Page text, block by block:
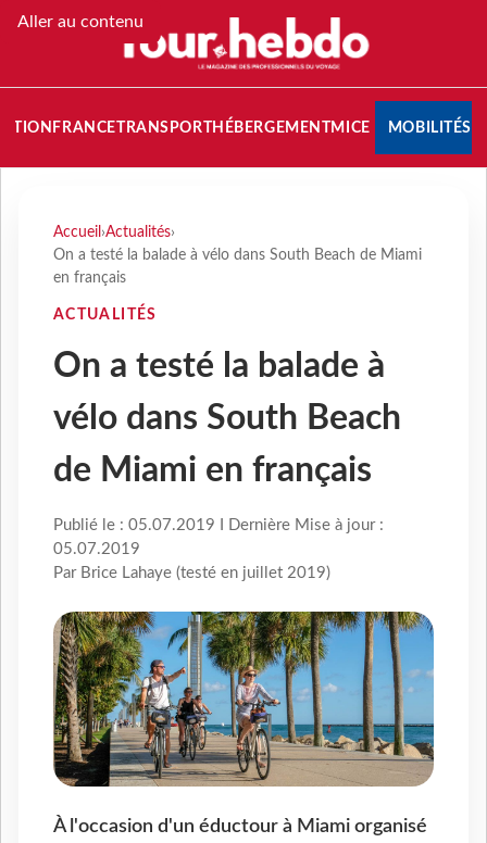
Aller au contenu
FRANCETRANSPORT HÉBERGEMENTMICE MOBILITÉS
Accueil ›Actualités›
On a testé la balade à vélo dans South Beach de Miami
en français
ACTUALITÉS
On a testé la balade à
vélo dans South Beach
de Miami en français
Publié le : 05.07.2019 I Dernière Mise à jour :
05.07.2019
Par Brice Lahaye (testé en juillet 2019)
À l'occasion d'un éductour à Miami organisé